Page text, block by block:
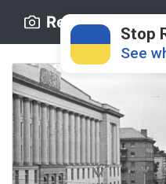
Retro.ck.ua
Stop
See